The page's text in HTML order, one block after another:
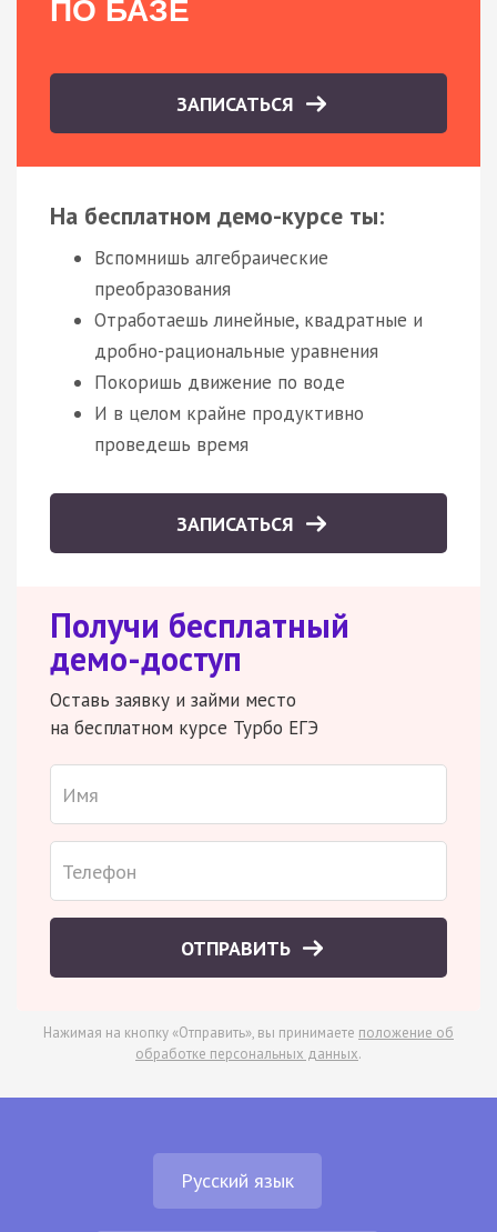
ПО БАЗЕ
ЗАПИСАТЬСЯ
На бесплатном демо-курсе ты:
Вспомнишь алгебраические
преобразования
Отработаешь линейные, квадратные и
дробно-рациональные уравнения
Покоришь движение по воде
И в целом крайне продуктивно
проведешь время
ЗАПИСАТЬСЯ
Получи бесплатный
демо-доступ
Оставь заявку и займи место
на бесплатном курсе Турбо ЕГЭ
ОТПРАВИТЬ
Нажимая на кнопку «Отправить», вы принимаете положение об
обработке персональных данных.
Русский язык